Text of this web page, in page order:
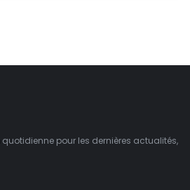
pour les dernières actualités,